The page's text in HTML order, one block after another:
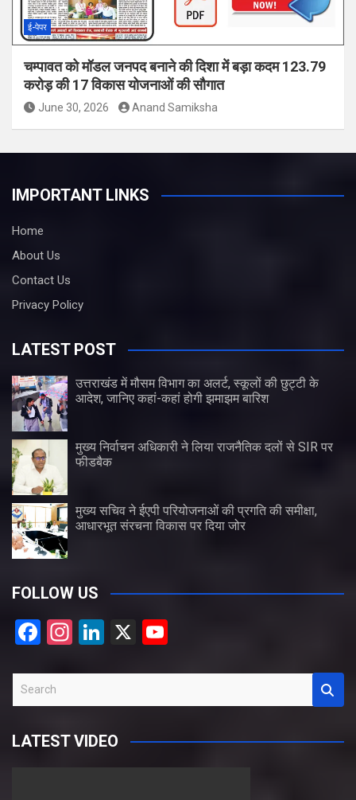
ई-पेपर
चम्पावत को मॉडल जनपद बनाने की दिशा में बड़ा कदम 123.79
करोड़ की 17 विकास योजनाओं की सौगात
June 30, 2026 Anand Samiksha
IMPORTANT LINKS
Home
About Us
Contact Us
Privacy Policy
LATEST POST
उत्तराखंड में मौसम विभाग का अलर्ट, स्कूलों की छुट्टी के
आदेश, जानिए कहां-कहां होगी झमाझम बारिश
मुख्य निर्वाचन अधिकारी ने लिया राजनैतिक दलों से SIR पर
फीडबैक
मुख्य सचिव ने ईएपी परियोजनाओं की प्रगति की समीक्षा,
आधारभूत संरचना विकास पर दिया जोर
FOLLOW US
F
ce
b
o
o
In
a
gr
a
Li
ke
dI
n
X
u
T
u
b
r
LATEST VIDEO